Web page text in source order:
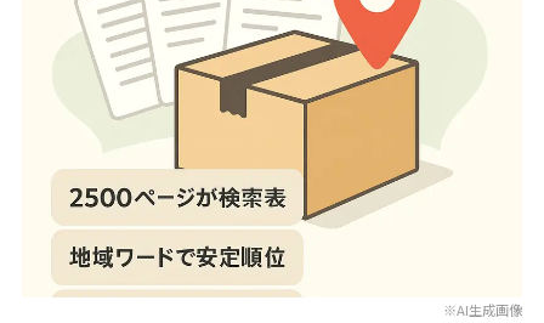
※AI生成画像